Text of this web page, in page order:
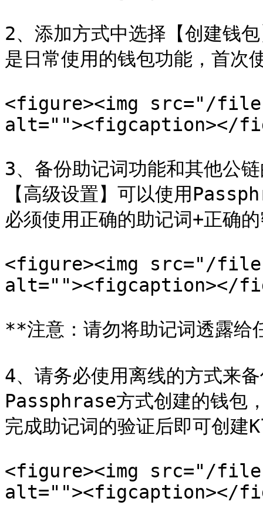
2、添加方式中选择【创建钱
是日常使用的钱包功能，首次
<figure><img src="/
alt=""><figcaption></
3、备份助记词功能和其他公
【高级设置】可以使用
必须使用正确的助记词+正确
<figure><img src="/files/
alt=""><figcaption></
**注意：请勿将助记词透露给
4、请务必使用离线的方式来
Passphrase方式创建的钱包
完成助记词的验证后即可创
<figure><img src="/
alt=""><figcaption></